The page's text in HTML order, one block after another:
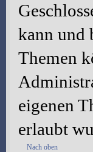
kann und
Themen
eigenen
erlaubt
Nach oben